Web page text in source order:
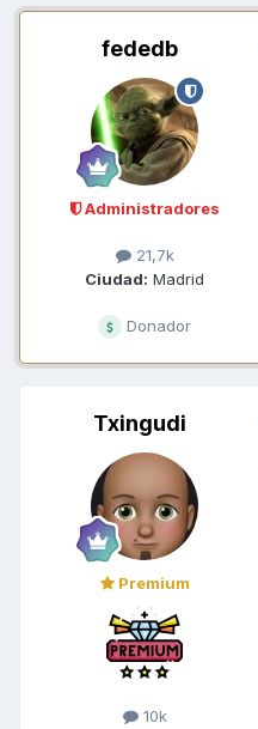
fededb
Administradores
21,7k
Ciudad: Madrid
Donador
Txingudi
Premium
10k